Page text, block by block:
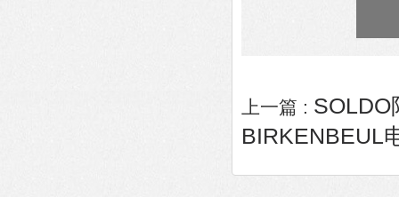
上一篇 : SOLDO
BIRKENBEUL